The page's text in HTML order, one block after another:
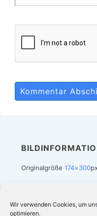
Wir verwenden Cookies, um
optimieren.
Originalgröße 174×300
Impressum Datenschutz